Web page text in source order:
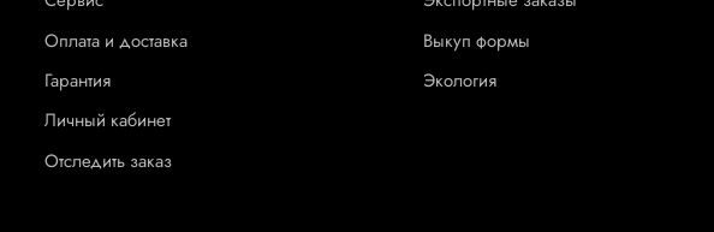
Оплата и доставка
Гарантия
Личный кабинет
Отследить заказ
Выкуп формы
Экология